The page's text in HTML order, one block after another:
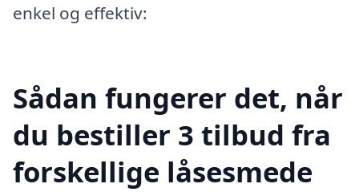
enkel og effektiv:
Sådan fungerer det, når
du bestiller 3 tilbud fra
forskellige låsesmede